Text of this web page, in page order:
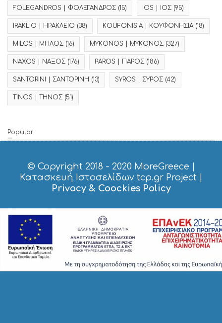
FOLEGANDROS | ΦΟΛΕΓΑΝΔΡΟΣ (15) IOS | ΙΟΣ (95)
IRAKLIO | ΗΡΑΚΛΕΙΟ (38) KOUFONISIA | ΚΟΥΦΟΝΗΣΙΑ(18)
MILOS | ΜΗΛΟΣ (16) MYKONOS | ΜΥΚΟΝΟΣ (327)
NAXOS | ΝΑΞΟΣ (176) PAROS | ΠΑΡΟΣ (186)
SANTORINI | ΣΑΝΤΟΡΙΝΗ (13) SYROS | ΣΥΡΟΣ (42)
TINOS | ΤΗΝΟΣ (51)
Popular
© Copyright 2018 - 2020 MoreGreece
Κατασκευή Ιστοσελίδων tcp.gr Project|
Privacy & Coockies Policy